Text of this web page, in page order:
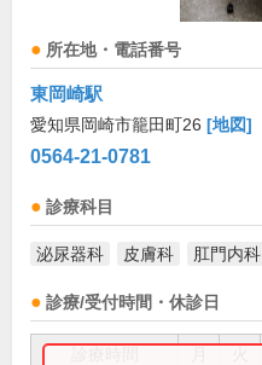
所在地・電話番号
東岡崎駅
愛知県岡崎市籠田町26 [地図]
0564-21-0781
診療科目
泌尿器科 皮膚科 肛門内科
診療/受付時間・休診日